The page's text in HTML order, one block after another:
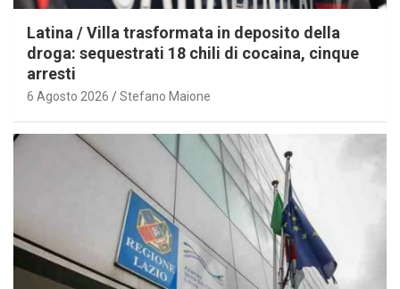
Latina / Villa trasformata in deposito della
droga: sequestrati 18 chili di cocaina, cinque
arresti
6 Agosto 2026 Stefano Maione